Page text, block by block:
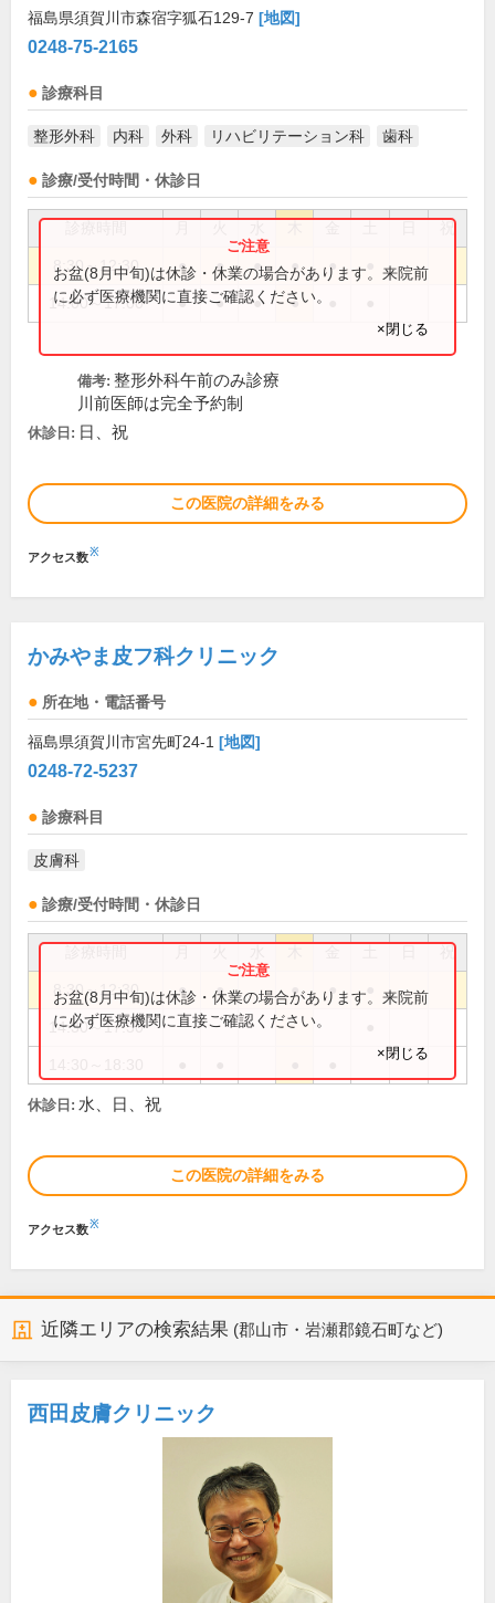
福島県須賀川市森宿字狐石129-7 [地図]
0248-75-2165
診療科目
整形外科 内科 外科 リハビリテーション科 歯科
診療/受付時間・休診日
祝
8:30～12:30 ● ● ● ● ●
14:00～17:00 ● ● ● ●
お盆(8月中旬)は休診・休業の場合があります。来院前
に必ず医療機関に直接ご確認ください。
×閉じる
備考: 整形外科午前のみ診療
川前医師は完全予約制
休診日: 日、祝
この医院の詳細をみる
アクセス数※
かみやま皮フ科クリニック
所在地・電話番号
福島県須賀川市宮先町24-1 [地図]
0248-72-5237
診療科目
皮膚科
診療/受付時間・休診日
祝
8:30～12:30 ● ● ● ●
14:30～17:30
お盆(8月中旬)は休診・休業の場合があります。来院前
に必ず医療機関に直接ご確認ください。
×閉じる
休診日: 水、日、祝
この医院の詳細をみる
アクセス数※
近隣エリアの検索結果 (郡山市・岩瀬郡鏡石町など)
西田皮膚クリニック